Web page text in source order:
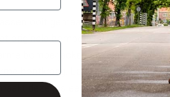
ooit gemaakt. In de jaren
originele bomberjack is gemaakt
bomberjacks beschermden de
bontkraag. Later werd er ook
deze jas een musthave voor